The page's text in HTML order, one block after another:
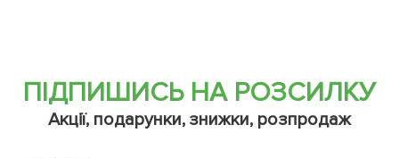
ПІДПИШИСЬ НА РОЗСИЛКУ
Акції, подарунки, знижки, розпродаж